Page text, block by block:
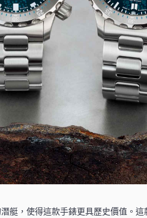
艇，使得這款手錶更具歷史價值。